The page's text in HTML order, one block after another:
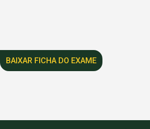
BAIXAR FICHA DO EXAME